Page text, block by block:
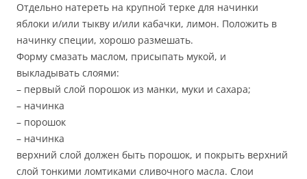
Отдельно натереть на крупной терке для начинки
яблоки и/или тыкву и/или кабачки, лимон. Положить в
начинку специи, хорошо размешать.
Форму смазать маслом, присыпать мукой, и
выкладывать слоями:
– первый слой порошок из манки, муки и сахара;
– начинка
– порошок
– начинка
верхний слой должен быть порошок, и покрыть верхний
слой тонкими ломтиками сливочного масла. Слои